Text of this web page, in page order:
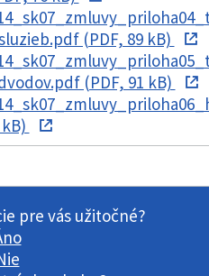
(PDF, 89 kB)
(PDF, 91 kB)
pre vás užitočné?